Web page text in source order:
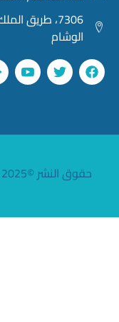
7306، طريق الملك فهد،
حقوق النشر